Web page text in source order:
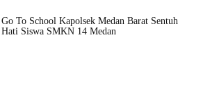
Go To School Kapolsek Medan Barat Sentuh
Hati Siswa SMKN 14 Medan